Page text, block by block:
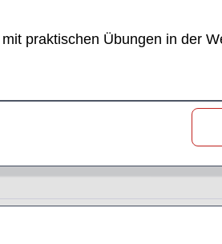
praktischen Übungen in der